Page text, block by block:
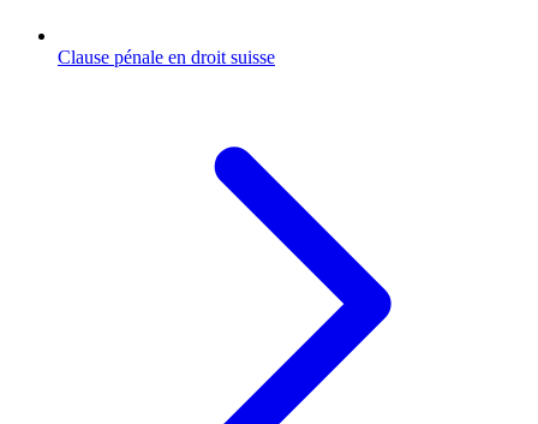
Clause pénale en droit suisse